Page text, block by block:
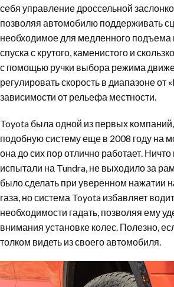
себя управление дроссельной
позволяя автомобилю поддерживать
необходимое для медленного подъема
спуска с крутого, каменистого и
с помощью ручки выбора режима
регулировать скорость в диапазоне от
зависимости от рельефа местности.
Toyota была одной из первых
подобную систему еще в 2008 году на
она до сих пор отлично работает. Ничто
испытали на Tundra, не выходило за
было сделать при уверенном нажатии
газа, но система Toyota избавляет
необходимости гадать, позволяя ему
внимания установке колес. Полезно,
толком видеть из своего автомобиля.